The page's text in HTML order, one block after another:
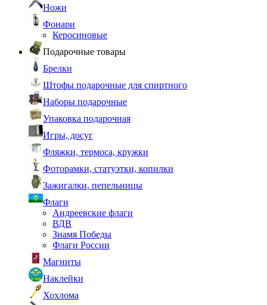
Ножи
Фонари
Керосиновые
Подарочные товары
Брелки
Штофы подарочные для спиртного
Наборы подарочные
Упаковка подарочная
Игры, досуг
Фляжки, термоса, кружки
Фоторамки, статуэтки, копилки
Зажигалки, пепельницы
Флаги
Андреевские флаги
ВДВ
Знамя Победы
Флаги России
Магниты
Наклейки
Хохлома